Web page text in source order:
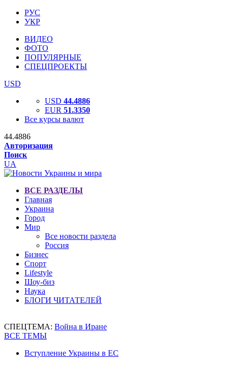
РУС
УКР
ВИДЕО
ФОТО
ПОПУЛЯРНЫЕ
СПЕЦПРОЕКТЫ
USD
USD 44.4886
EUR 51.3350
Все курсы валют
44.4886
Авторизация
Поиск
UA
ВСЕ РАЗДЕЛЫ
Главная
Украина
Город
Мир
Все новости раздела
Россия
Бизнес
Спорт
Lifestyle
Шоу-биз
Наука
БЛОГИ ЧИТАТЕЛЕЙ
СПЕЦТЕМА: Война в Иране
ВСЕ ТЕМЫ
Вступление Украины в ЕС